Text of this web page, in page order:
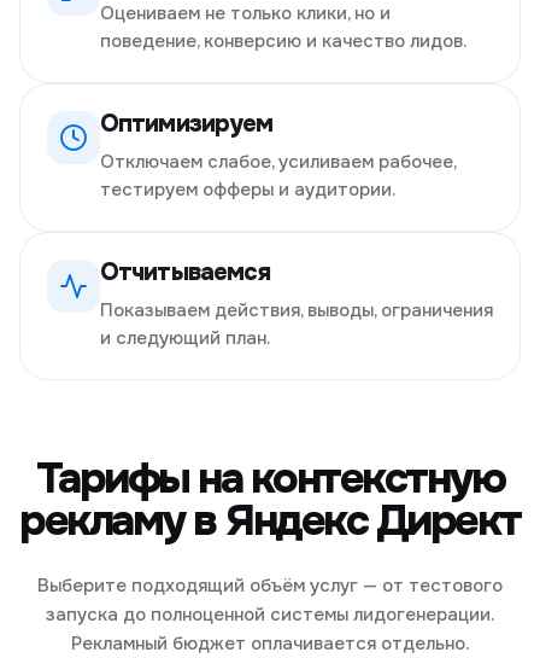
Оцениваем не только клики, но и
поведение, конверсию и качество лидов.
Оптимизируем
Отключаем слабое, усиливаем рабочее,
тестируем офферы и аудитории.
Отчитываемся
Показываем действия, выводы, ограничения
и следующий план.
Тарифы на контекстную
рекламу в Яндекс Директ
Выберите подходящий объём услуг — от тестового
запуска до полноценной системы лидогенерации.
Рекламный бюджет оплачивается отдельно.